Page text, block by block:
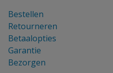
Bestellen
Retourneren
Betaalopties
Garantie
Bezorgen